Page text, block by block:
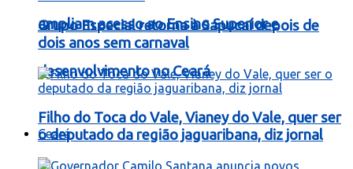
ampliam acesso ao Ensino Superior e
desenvolvimento no Ceará
Ceará
Grupo Especial retorna à Sapucaí depois de
dois anos sem carnaval
Filho do Toca do Vale, Vianey do Vale, quer ser
o deputado da região jaguaribana, diz jornal